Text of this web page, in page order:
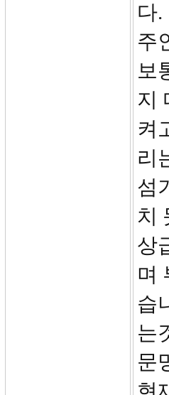
다.
주
보
지
켜
리
섬
치
상
며
습
는
문